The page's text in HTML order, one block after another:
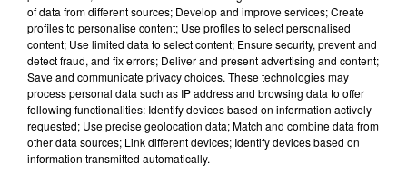
Lecture (1 min 15 sec)
100%
100% Radio l'agenda du Tarn et Garonne
of data from different sources; Develop and improve services; Create
profiles to personalise content; Use profiles to select personalised
content; Use limited data to select content; Ensure security, prevent and
detect fraud, and fix errors; Deliver and present advertising and content;
Save and communicate privacy choices. These technologies may
process personal data such as IP address and browsing data to offer
following functionalities: Identify devices based on information actively
requested; Use precise geolocation data; Match and combine data from
other data sources; Link different devices; Identify devices based on
information transmitted automatically.